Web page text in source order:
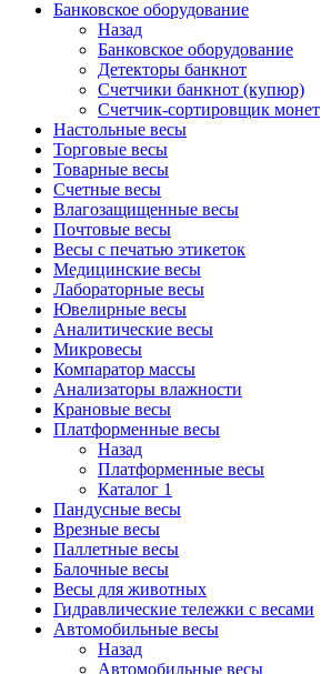
Банковское оборудование
Назад
Банковское оборудование
Детекторы банкнот
Cчетчики банкнот (купюр)
Счетчик-сортировщик монет
Настольные весы
Торговые весы
Товарные весы
Счетные весы
Влагозащищенные весы
Почтовые весы
Весы с печатью этикеток
Медицинские весы
Лабораторные весы
Ювелирные весы
Аналитические весы
Микровесы
Компаратор массы
Анализаторы влажности
Крановые весы
Платформенные весы
Назад
Платформенные весы
Каталог 1
Пандусные весы
Врезные весы
Паллетные весы
Балочные весы
Весы для животных
Гидравлические тележки с весами
Автомобильные весы
Назад
Автомобильные весы